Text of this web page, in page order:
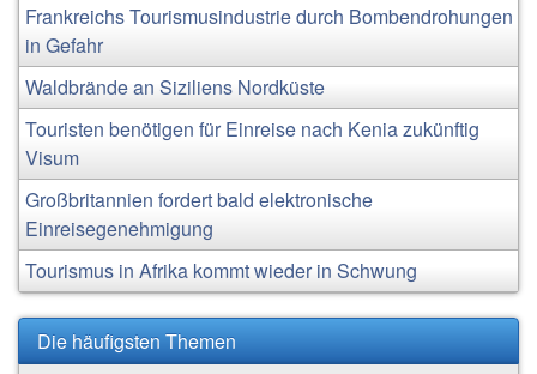
Frankreichs Tourismusindustrie durch Bombendrohungen
in Gefahr
Waldbrände an Siziliens Nordküste
Touristen benötigen für Einreise nach Kenia zukünftig
Visum
Großbritannien fordert bald elektronische
Einreisegenehmigung
Tourismus in Afrika kommt wieder in Schwung
Die häufigsten Themen